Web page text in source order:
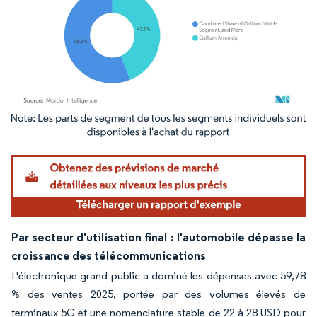
Image © Mordor Intelligence. La réutilisation nécessite une attribution sous CC BY
Par secteur d'utilisation final : l'automobile dépasse la
croissance des télécommunications
L'électronique grand public a dominé les dépenses avec 59,78
% des ventes 2025, portée par des volumes élevés de
terminaux 5G et une nomenclature stable de 22 à 28 USD pour